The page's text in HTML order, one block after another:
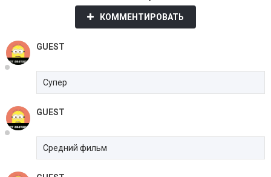
КОММЕНТИРОВАТЬ
GUEST
Супер
GUEST
Средний фильм